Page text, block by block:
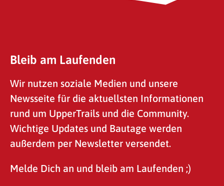
Bleib am Laufenden
Wir nutzen soziale Medien und unsere
Newsseite für die aktuellsten Informationen
rund um UpperTrails und die Community.
Wichtige Updates und Bautage werden
außerdem per Newsletter versendet.
Melde Dich an und bleib am Laufenden ;)